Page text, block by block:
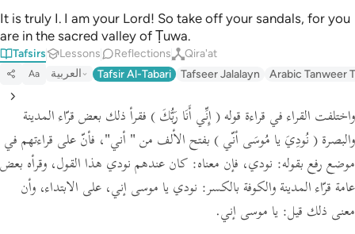
It is truly I. I am your Lord! So take off your sandals, for you
are in the sacred valley of Ṭuwa.
Tafsirs Lessons Reflections Qira'at
Aa العربية Tafsir Al-Tabari Tafseer Jalalayn Arabic Tanweer
واختلفت القراء في قراءة قوله( إِنِّي أَنَا رَبُّكَ ) فقرأ ذلك بعض قرّاء المدينة
والبصرة ( نُودِيَ يا مُوسَى أنّي ) بفتح الألف من " أني"، فأنّ على قراءتهم في
موضع رفع بقوله: نودي، فإن معناه: كان عندهم نودي هذا القول، وقرأه بعض
عامة قرّاء المدينة والكوفة بالكسر: نودي يا موسى إني، على الابتداء، وأن
معنى ذلك قيل: يا موسى إني.